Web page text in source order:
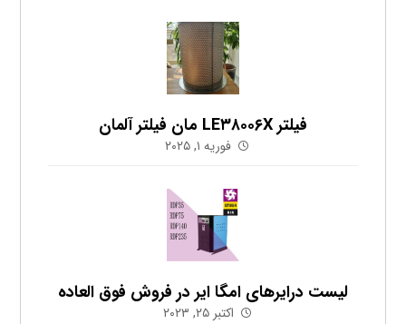
فیلتر LE۳۸۰۰۶X مان فیلتر آلمان
فوریه ۱, ۲۰۲۵
لیست درایرهای امگا ایر در فروش فوق العاده
اکتبر ۲۵, ۲۰۲۳